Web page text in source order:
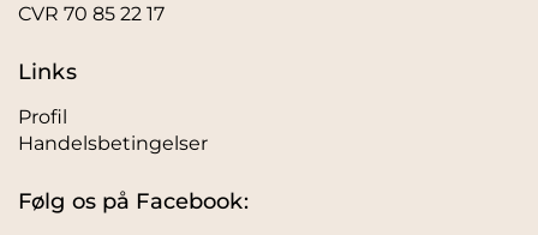
CVR 70 85 22 17
Links
Profil
Handelsbetingelser
Følg os på Facebook: